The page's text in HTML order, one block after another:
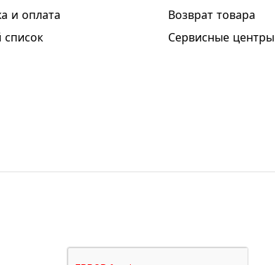
и оплата
Возврат товара
Сервисные центры